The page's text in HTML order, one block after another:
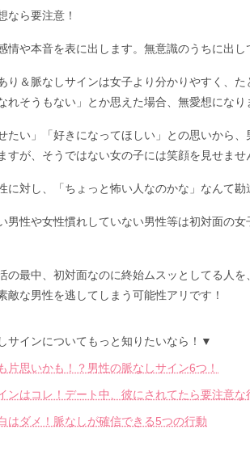
なら要注意！
情や本音を表に出します。無意識のうちに出し
り＆脈なしサインは女子より分かりやすく、
れそうもない」とか思えた場合、無愛想になり
たい」「好きになってほしい」との思いから
すが、そうではない女の子には笑顔を見せませ
に対し、「ちょっと怖い人なのかな」なんて勘
男性や女性慣れしていない男性等は初対面の
の最中、初対面なのに終始ムスッとしてる人
敵な男性を逃してしまう可能性アリです！
サインについてもっと知りたいなら！▼
片思いかも！？男性の脈なしサイン6つ！
ンはコレ！デート中、彼にされてたら要注意な
はダメ！脈なしが確信できる5つの行動